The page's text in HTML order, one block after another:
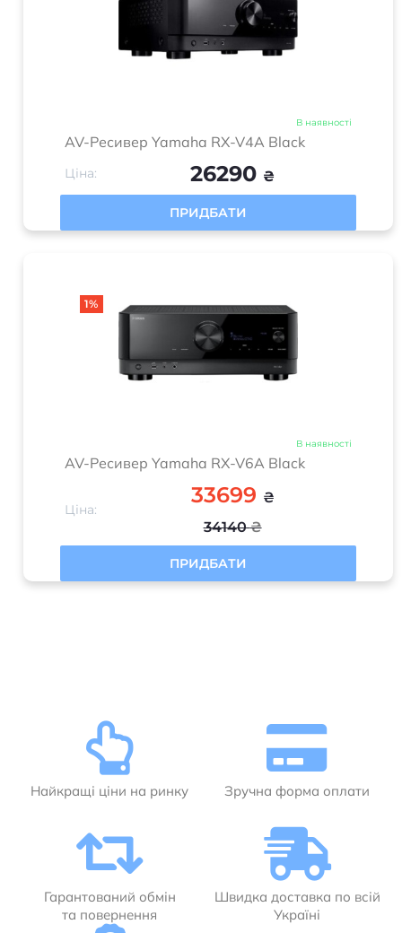
В наявності
AV-Ресивер Yamaha RX-V4A Black
Ціна: 26290 ₴
ПРИДБАТИ
1%
В наявності
AV-Ресивер Yamaha RX-V6A Black
Ціна:
34140₴
33699 ₴
ПРИДБАТИ
Найкращі ціни на ринку Зручна форма оплати
Гарантований обмін
та повернення
Швидка доставка по всій
Україні